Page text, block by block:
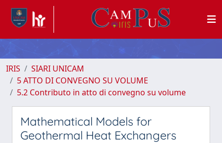
IRIS
SIARI UNICAM
5 ATTO DI CONVEGNO SU VOLUME
5.2 Contributo in atto di convegno su volume
Mathematical Models for
Geothermal Heat Exchangers